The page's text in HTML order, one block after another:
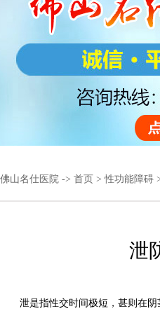
佛山名仕医院 -> 首页 >性功能障碍
泄
泄是指性交时间极短，甚则在阴